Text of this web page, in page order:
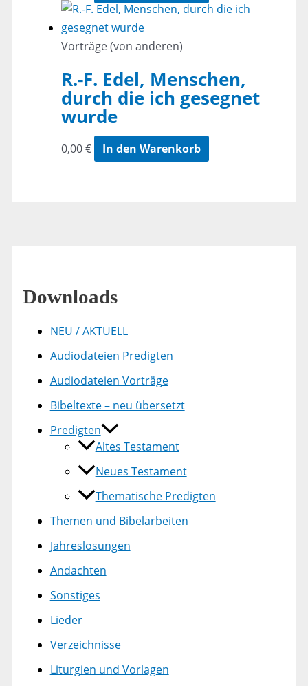
Vorträge (von anderen)
R.-F. Edel, Menschen,
durch die ich gesegnet
wurde
0,00€ In den Warenkorb
Downloads
NEU / AKTUELL
Audiodateien Predigten
Audiodateien Vorträge
Bibeltexte – neu übersetzt
Predigten
Altes Testament
Neues Testament
Thematische Predigten
Themen und Bibelarbeiten
Jahreslosungen
Andachten
Sonstiges
Lieder
Verzeichnisse
Liturgien und Vorlagen